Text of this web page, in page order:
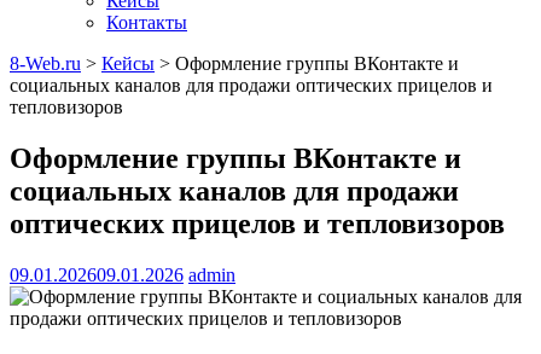
Контакты
8-Web.ru > Кейсы > Оформление группы ВКонтакте и
социальных каналов для продажи оптических прицелов и
тепловизоров
Оформление группы ВКонтакте и
социальных каналов для продажи
оптических прицелов и тепловизоров
09.01.202609.01.2026 admin